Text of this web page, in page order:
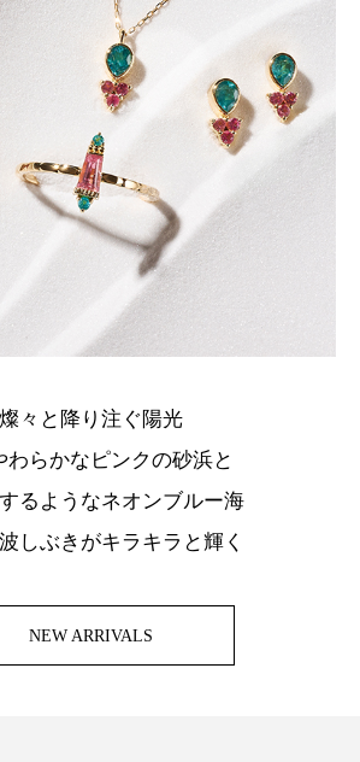
燦々と降り注ぐ陽光
わらかなピンクの砂浜と
るようなネオンブルー海
しぶきがキラキラと輝く
NEW ARRIVALS